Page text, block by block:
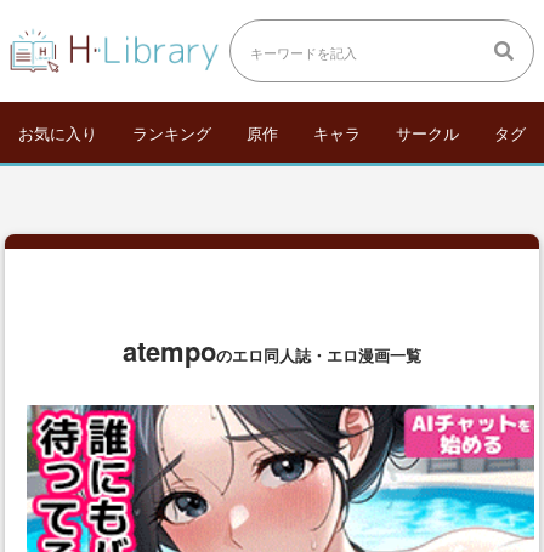
お気に入り ランキング 原作 キャラ サークル タグ
atempoのエロ同人誌・エロ漫画一覧